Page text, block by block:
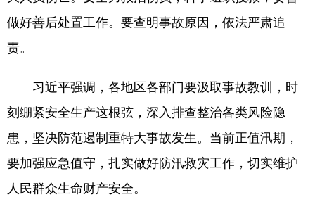
做好善后处置工作。要查明事故原因，依法严肃追
责。
习近平强调，各地区各部门要汲取事故教训，时
刻绷紧安全生产这根弦，深入排查整治各类风险隐
患，坚决防范遏制重特大事故发生。当前正值汛期，
要加强应急值守，扎实做好防汛救灾工作，切实维护
人民群众生命财产安全。